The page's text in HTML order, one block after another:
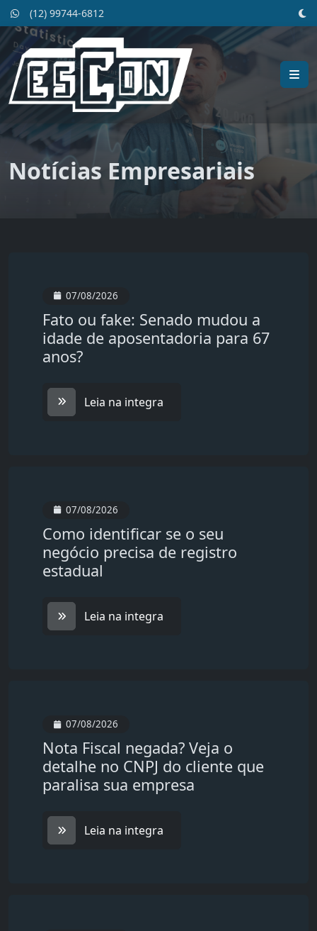
(12) 99744-6812
Notícias Empresariais
07/08/2026
Fato ou fake: Senado mudou a
idade de aposentadoria para 67
anos?
Leia na integra
07/08/2026
Como identificar se o seu
negócio precisa de registro
estadual
Leia na integra
07/08/2026
Nota Fiscal negada? Veja o
detalhe no CNPJ do cliente que
paralisa sua empresa
Leia na integra